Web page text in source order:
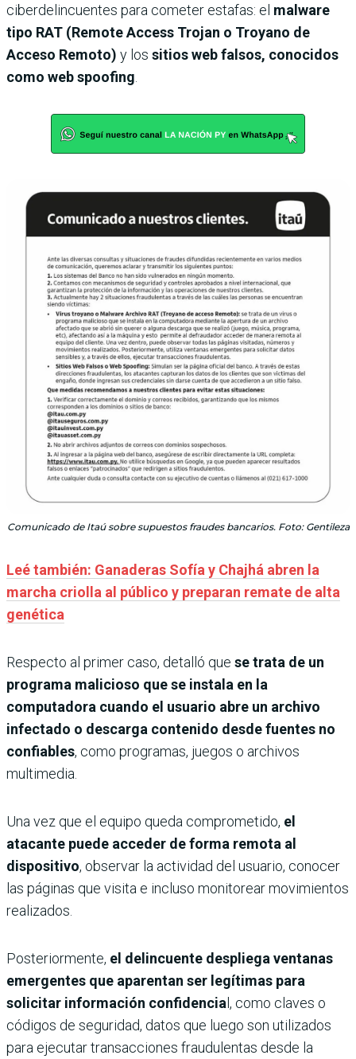
ciberdelincuentes para cometer estafas: el malware
tipo RAT (Remote Access Trojan o Troyano de
Acceso Remoto) y los sitios web falsos, conocidos
como web spoofing
Comunicado de Itaú sobre supuestos fraudes bancarios. Foto: Gentileza
Leé también: Ganaderas Sofía y Chajhá abren la
marcha criolla al público y preparan remate de alta
genética
Respecto al primer caso, detalló que se trata de un
programa malicioso que se instala en la
computadora cuando el usuario abre un archivo
infectado o descarga contenido desde fuentes no
confiables, como programas, juegos o archivos
multimedia.
Una vez que el equipo queda comprometido, el
atacante puede acceder de forma remota al
dispositivo, observar la actividad del usuario, conocer
las páginas que visita e incluso monitorear movimientos
realizados.
Posteriormente, el delincuente despliega ventanas
emergentes que aparentan ser legítimas para
solicitar información confidencia l, como claves o
códigos de seguridad, datos que luego son utilizados
para ejecutar transacciones fraudulentas desde la